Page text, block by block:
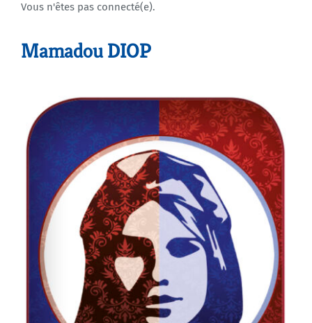
Agenda
Vous n'êtes pas connecté(e).
Mamadou DIOP